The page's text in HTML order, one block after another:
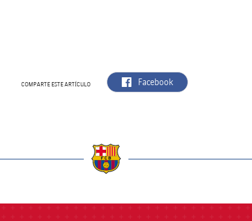
COMPARTE ESTE ARTÍCULO label.aria.facebook
Facebook